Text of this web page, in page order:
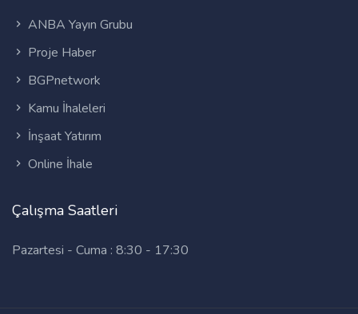
ANBA Yayın Grubu
Proje Haber
BGPnetwork
Kamu İhaleleri
İnşaat Yatırım
Online İhale
Çalışma Saatleri
Pazartesi - Cuma : 8:30 - 17:30